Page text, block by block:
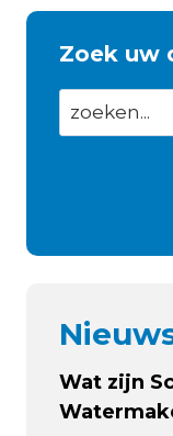
Zoek uw
Wat zijn